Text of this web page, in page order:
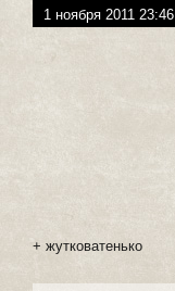
1 ноября 2011 23:46
+ жутковатенько